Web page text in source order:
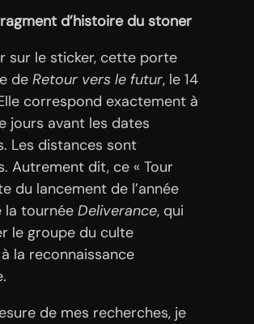
d’histoire du stoner
sur le sticker, cette porte
de Retour vers le futur, le 14
correspond exactement à
jours avant les dates
Les distances sont
Autrement dit, ce « Tour
du lancement de l’année
la tournée Deliverance, qui
le groupe du culte
la reconnaissance
de mes recherches, je